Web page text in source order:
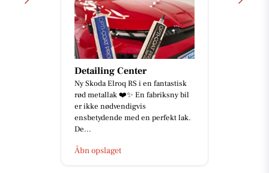
Detailing Center
Ny Skoda Elroq RS i en fantastisk
rød metallak ❤️✨ En fabriksny bil
er ikke nødvendigvis
ensbetydende med en perfekt lak.
De...
Åbn opslaget